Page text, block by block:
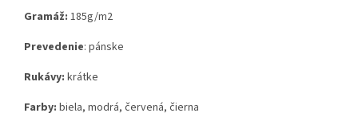
Gramáž: 185g/m2
Prevedenie: pánske
Rukávy: krátke
Farby: biela, modrá, červená, čierna